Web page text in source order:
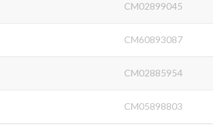
CM02899045
CM60893087
CM02885954
CM05898803